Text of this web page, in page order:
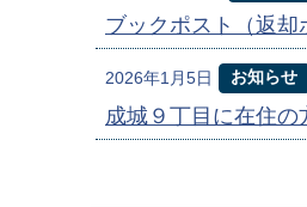
ブックポスト（返
2026年1月5日 お知らせ
成城９丁目に在住